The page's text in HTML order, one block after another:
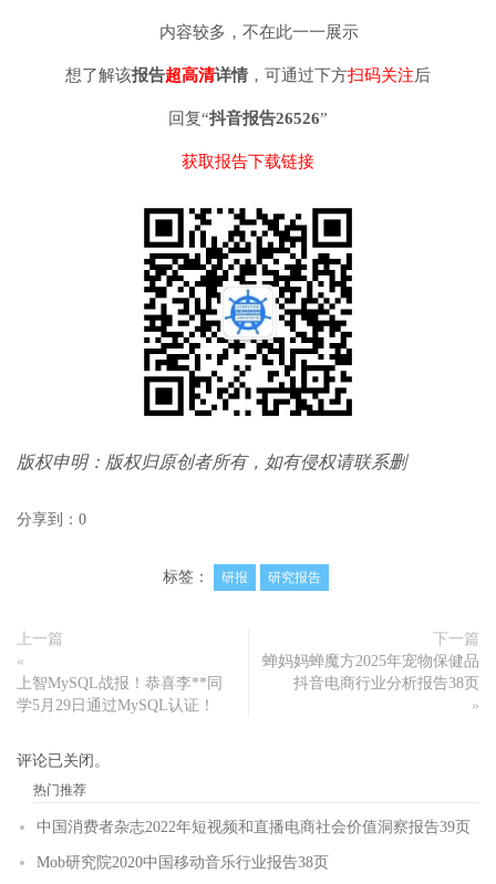
内容较多，不在此一一展示
想了解该报告超高清详情 ，可通过下方扫码关注后
回复“抖音报告26526”
获取报告下载链接
版权申明：版权归原创者所有，如有侵权请联系删
分享到： 0
标签： 研报 研究报告
上一篇
«
上智MySQL战报！恭喜李**同
学5月29日通过MySQL认证！
下一篇
蝉妈妈蝉魔方2025年宠物保健品
抖音电商行业分析报告38页
»
评论已关闭。
热门推荐
中国消费者杂志2022年短视频和直播电商社会价值洞察报告39页
Mob研究院2020中国移动音乐行业报告38页